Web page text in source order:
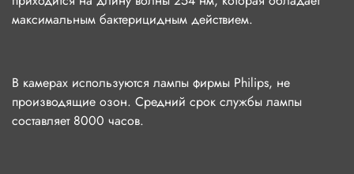
максимальным бактерицидным действием.
В камерах используются лампы фирмы Philips, не
производящие озон. Средний срок службы лампы
составляет 8000 часов.